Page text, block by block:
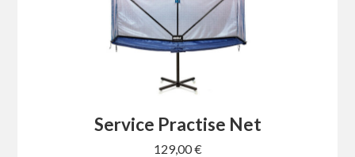
Service Practise Net
129,00 €